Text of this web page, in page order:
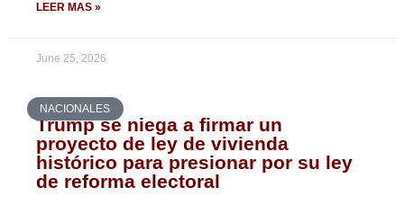
LEER MAS »
June 25, 2026
NACIONALES
Trump se niega a firmar un
proyecto de ley de vivienda
histórico para presionar por su ley
de reforma electoral